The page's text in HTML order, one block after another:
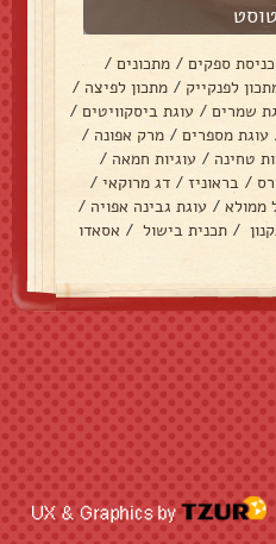
כניסת ספקים / מתכונים /
לפנקייק / מתכון לפיצה /
שמרים / עוגת ביסקוויטים /
עוגת מספרים / מרק אפונה /
טחינה / עוגיות חמאה /
/ בראוניז / דג מרוקאי /
ממולא / עוגת גבינה אפויה /
/ תכנית בישול / אסאדו